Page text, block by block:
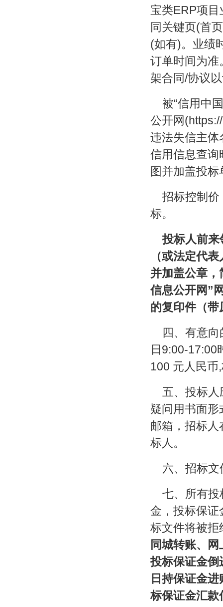
宝类ERP项
同关键页(首
(如有)。业绩
订单时间为准
架合同/协议
被“信用中
公开网
违法失信主体
信用信息查询
图并加盖投
招标控制
标。
投标人前来
（或法定代
并加盖公章，
信息公开网”
的复印件（带
四、有意
日9:00-17:00
100 元人民币
五、投标
疑问用书面
邮箱，招标
标人。
六、招标
七、所有投
金，投标保证
标文件将被拒
同城转账、
投标保证金倒
日持保证金
标保证金汇款